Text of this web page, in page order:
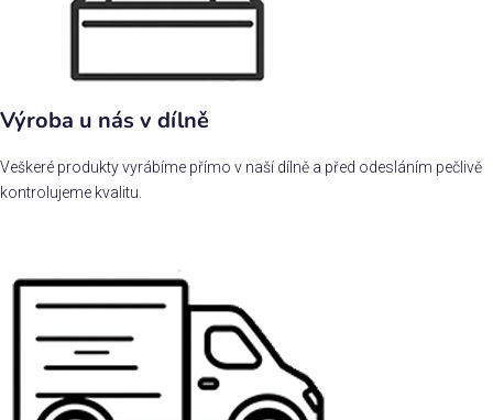
Výroba u nás v dílně
Veškeré produkty vyrábíme přímo v naší dílně a před odesláním pečlivě
kontrolujeme kvalitu.